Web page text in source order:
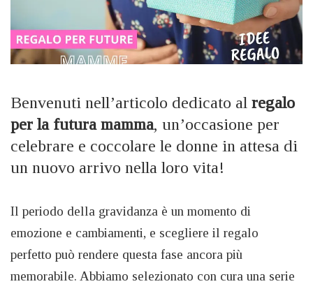
Benvenuti nell’articolo dedicato al regalo
per la futura mamma, un’occasione per
celebrare e coccolare le donne in attesa di
un nuovo arrivo nella loro vita!
Il periodo della gravidanza è un momento di
emozione e cambiamenti, e scegliere il regalo
perfetto può rendere questa fase ancora più
memorabile. Abbiamo selezionato con cura una serie